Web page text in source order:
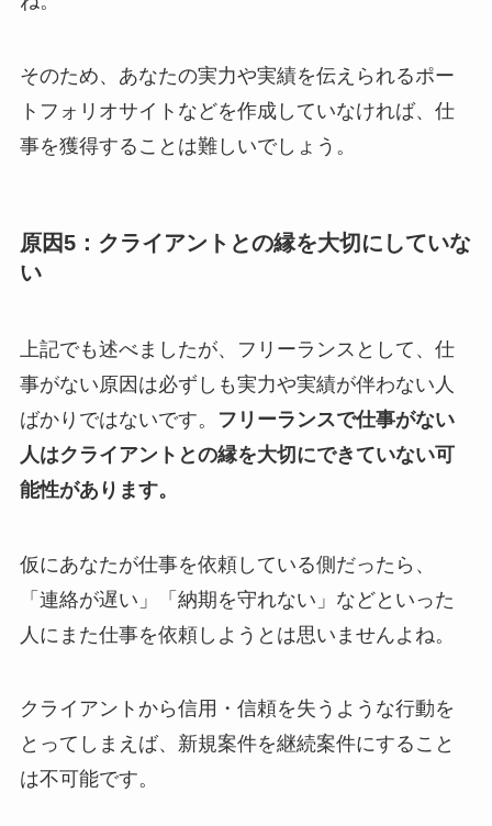
そのため、あなたの実力や実績を伝えられるポー
トフォリオサイトなどを作成していなければ、仕
事を獲得することは難しいでしょう。
原因5：クライアントとの縁を大切にしていな
い
上記でも述べましたが、フリーランスとして、仕
事がない原因は必ずしも実力や実績が伴わない人
ばかりではないです。
フリーランスで仕事がない
人はクライアントとの縁を大切にできていない可
能性があります。
仮にあなたが仕事を依頼している側だったら、
「連絡が遅い」「納期を守れない」などといった
人にまた仕事を依頼しようとは思いませんよね。
クライアントから信用・信頼を失うような行動を
とってしまえば、新規案件を継続案件にすること
は不可能です。